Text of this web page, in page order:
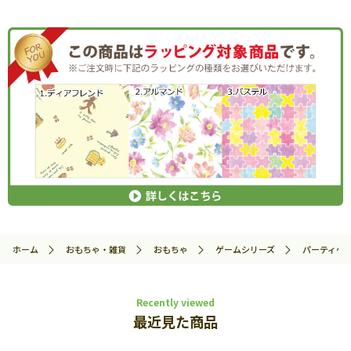
ホーム おもちゃ・雑貨 おもちゃ ゲームシリーズ パーティゲ
Recently viewed
最近見た商品